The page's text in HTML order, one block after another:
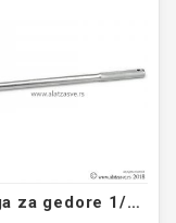
Poluga za gedore 1/2 380mm